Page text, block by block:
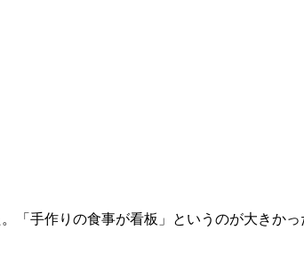
手作りの食事が看板」というのが大きか